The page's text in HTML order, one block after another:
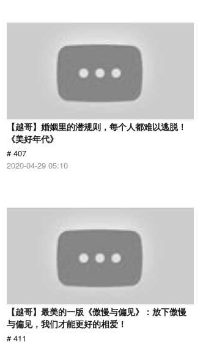
【越哥】婚姻里的潜规则，每个人都难以逃脱！
《美好年代》
# 407
2020-04-29 05:10
【越哥】最美的一版《傲慢与偏见》：放下傲慢
与偏见，我们才能更好的相爱！
# 411